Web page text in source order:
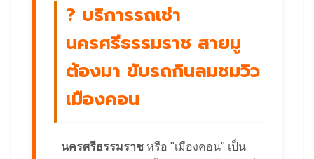
? บริการรถเช่า
นครศรีธรรมราช สายมู
ต้องมา ขับรถกินลมชมวิว
เมืองคอน
นครศรีธรรมราช หรือ "เมืองคอน" เป็น